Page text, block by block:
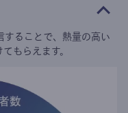
することで、熱量の高い
もらえます。